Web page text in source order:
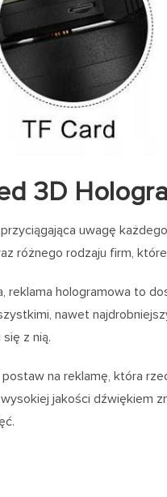
3D
uwagę
różnego rodzaju firm,
reklama hologramowa to
nawet
z nią.
na reklamę, która
jakości dźwiękiem